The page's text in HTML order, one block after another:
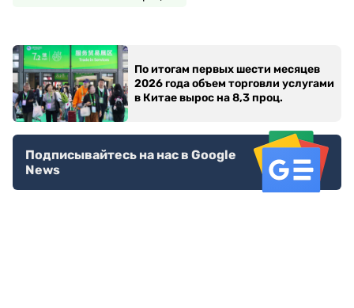
По итогам первых шести месяцев
2026 года объем торговли услугами
в Китае вырос на 8,3 проц.
Подписывайтесь на нас в Google
News